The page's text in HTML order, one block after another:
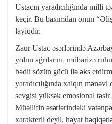
Ustacın yaradıcılığında milli
keçir. Bu baxımdan onun
layiqdir.
Zaur Ustac əsərlərində
yolun ağrılarını, mübarizə
bədii sözün gücü ilə əks
yaradıcılığında xalqın
sevgisi yüksək emosional
Müəllifin əsərlərindəki
xarakterli deyil, həyat